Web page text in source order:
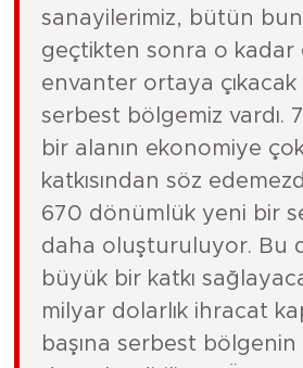
sanayilerimiz, bütün
geçtikten sonra o kadar
envanter ortaya çıkacak
serbest bölgemiz vardı.
bir alanın ekonomiye
katkısından söz
670 dönümlük yeni bir
daha oluşturuluyor. Bu
büyük bir katkı
milyar dolarlık ihracat
başına serbest bölgenin